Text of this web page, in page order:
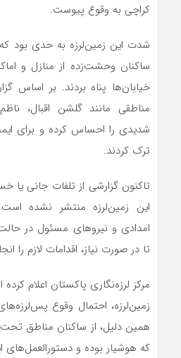
کراچی به وقوع پیوست.
شدت این زمین‌لرزه به حدی بود
ساکنان وحشت‌زده از منازل و
خیابان‌ها پناه بردند. بر اساس
مناطقی مانند گلشن اقبال،
شدیدی را احساس کرده و برای
ترک کردند.
تاکنون گزارشی از تلفات جانی یا
این زمین‌لرزه منتشر نشده
امدادی و نیروهای مسئول در حالت
تا در صورت نیاز، اقدامات لازم را
مرکز لرزه‌نگاری پاکستان اعلام
زمین‌لرزه، احتمال وقوع
همین دلیل، از ساکنان مناطق
که هوشیار بوده و دستورالعمل‌های